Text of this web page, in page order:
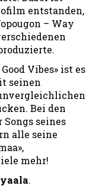
entstanden,
– Way
Vibes» ist es
seinen
Bei den
seines
alle seine
mehr!
.